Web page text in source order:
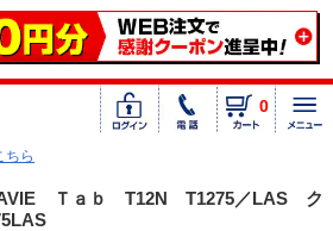
0
ちら
Ｔａｂ T12N T1275／LAS ク